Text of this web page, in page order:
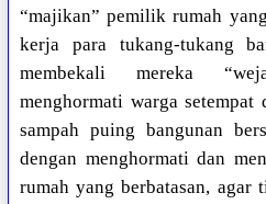
“majikan” pemilik rumah
kerja para tukang-tukang
membekali mereka
menghormati warga
sampah puing bangunan
dengan menghormati dan
rumah yang berbatasan, agar